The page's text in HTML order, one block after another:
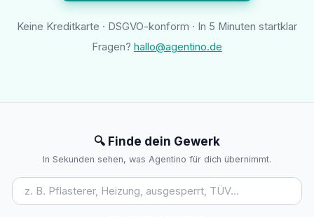
Keine Kreditkarte · DSGVO-konform · In 5 Minuten startklar
Fragen? hallo@agentino.de
🔍 Finde dein Gewerk
In Sekunden sehen, was Agentino für dich übernimmt.